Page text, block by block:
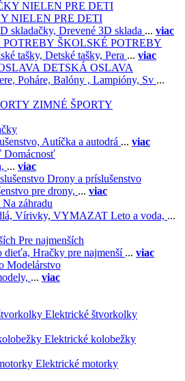
NIELEN PRE DETI
skladačky, Drevené 3D sklada ... viac
ŠKOLSKÉ POTREBY
tašky, Detské tašky, Pera ... viac
DETSKÁ OSLAVA
Poháre, Balóny , Lampióny, Sv ...
ZIMNÉ ŠPORTY
Autíčka a autodrá ... viac
Domácnosť
... viac
Drony a príslušenstvo
pre drony, ... viac
Na záhradu
Vírivky, VYMAZAT Leto a voda, ...
Pre najmenších
dieťa, Hračky pre najmenší ... viac
Modelárstvo
... viac
Elektrické štvorkolky
Elektrické kolobežky
Elektrické motorky